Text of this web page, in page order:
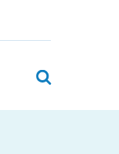
Zoeken
/